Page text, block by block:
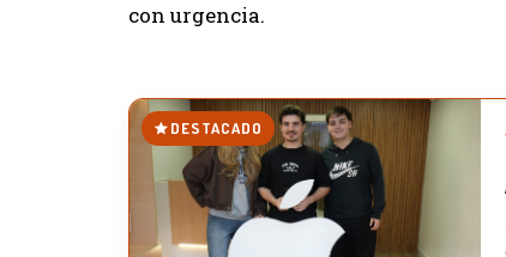
con urgencia.
DESTACADO